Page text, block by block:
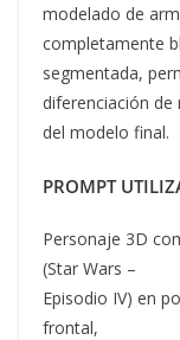
modelado de
completamente
segmentada,
diferenciación
del modelo final.
PROMPT
Personaje 3D
(Star Wars –
Episodio IV) en
frontal,